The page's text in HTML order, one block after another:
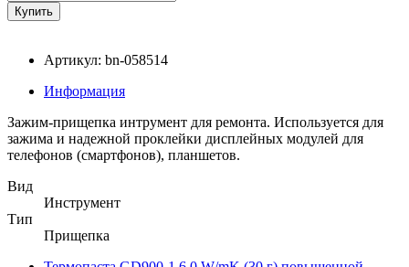
Артикул: bn-058514
Информация
Зажим-прищепка интрумент для ремонта. Используется для
зажима и надежной проклейки дисплейных модулей для
телефонов (смартфонов), планшетов.
Вид
Инструмент
Тип
Прищепка